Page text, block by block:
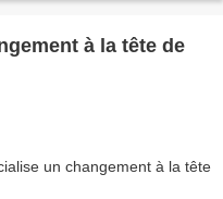
à la tête de